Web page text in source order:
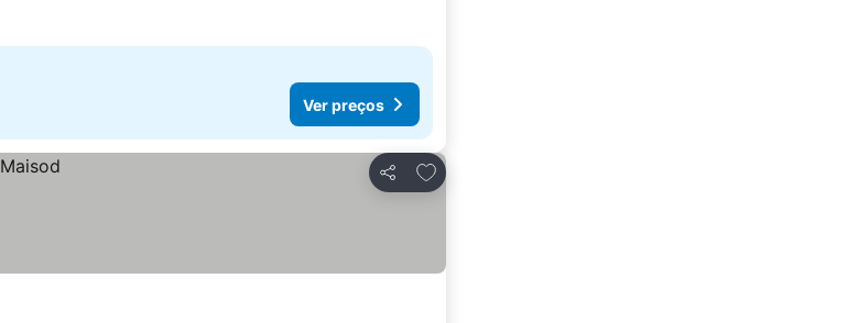
Ver preços
Partilhar
Adicionar aos favoritos